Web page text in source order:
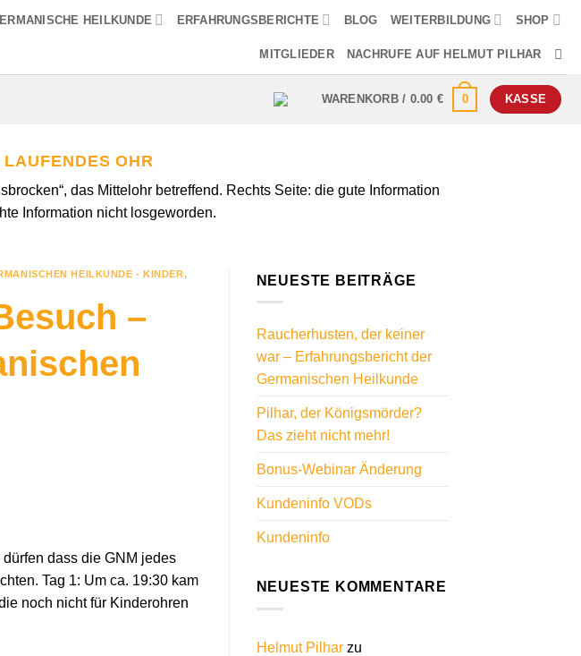
HEILKUNDE ERFAHRUNGSBERICHTE BLOG WEITERBILDUNG SHOP
MITGLIEDER NACHRUFE AUF HELMUT PILHAR
WARENKORB / 0.00 € 0 KASSE
LAUFENDES OHR
das Mittelohr betreffend. Rechts Seite: die gute Information
Information nicht losgeworden.
HEILKUNDE - KINDER,
–
dass die GNM jedes
Tag 1: Um ca. 19:30 kam
noch nicht für Kinderohren
NEUESTE BEITRÄGE
Raucherhusten, der keiner
war – Erfahrungsbericht der
Germanischen Heilkunde
Pilhar, der Königsmörder?
Das zieht nicht mehr!
Bonus-Webinar Änderung
Kundeninfo VODs
Kundeninfo
NEUESTE KOMMENTARE
Helmut Pilharzu